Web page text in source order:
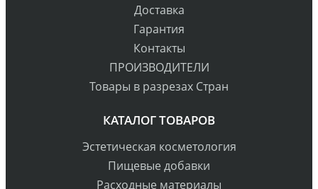
Доставка
Гарантия
Контакты
ПРОИЗВОДИТЕЛИ
Товары в разрезах Стран
КАТАЛОГ ТОВАРОВ
Эстетическая косметология
Пищевые добавки
Расходные материалы